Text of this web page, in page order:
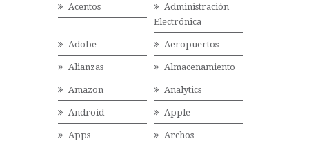
Acentos
Administración
Electrónica
Adobe Aeropuertos
Alianzas Almacenamiento
Amazon Analytics
Android Apple
Apps Archos